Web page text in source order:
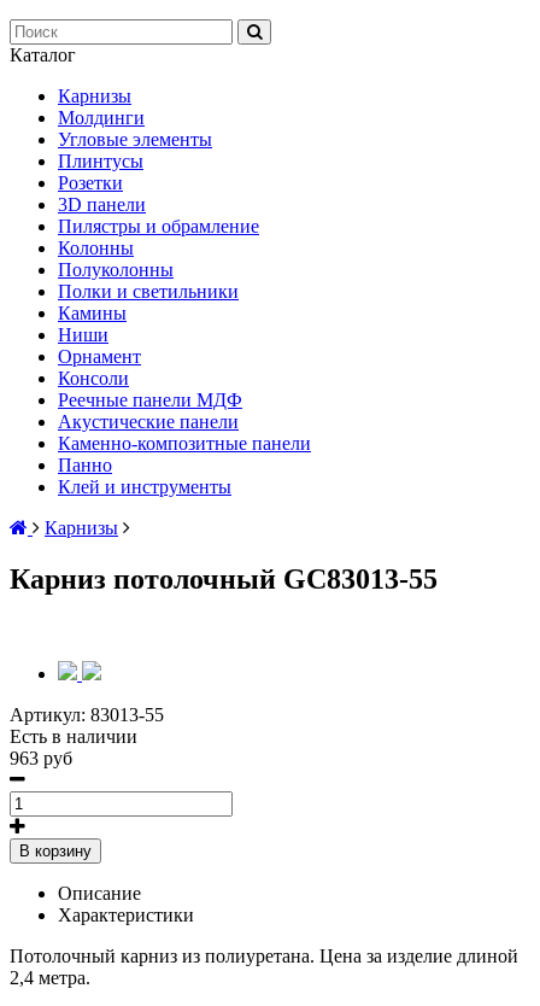
Каталог
Карнизы
Молдинги
Угловые элементы
Плинтусы
Розетки
3D панели
Пилястры и обрамление
Колонны
Полуколонны
Полки и светильники
Камины
Ниши
Орнамент
Консоли
Реечные панели МДФ
Акустические панели
Каменно-композитные панели
Панно
Клей и инструменты
Карнизы
Карниз потолочный GC83013-55
Артикул: 83013-55
Есть в наличии
963 руб
В корзину
Описание
Характеристики
Потолочный карниз из полиуретана. Цена за изделие длиной
2,4 метра.